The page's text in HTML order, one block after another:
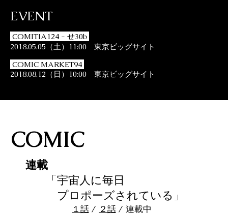
EVENT
​ COMITIA124 - せ30b
2018.05.05（土）11:00 東京ビッグサイト
​ COMIC MARKET94
2018.08.12（日）10:00 東京ビッグサイト
COMIC
連載
​「宇宙人に毎日
プロポーズされている」
１話 / ２話 / 連載中